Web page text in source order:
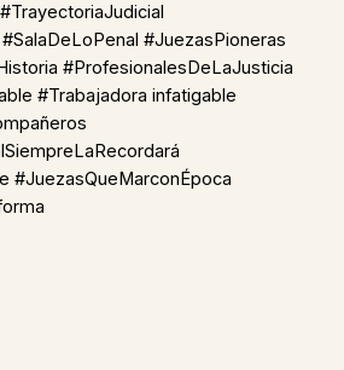
#JuezasPioneras
#ProfesionalesDeLaJusticia
#Trabajadora infatigable
#JuezasQueMarconÉpoca